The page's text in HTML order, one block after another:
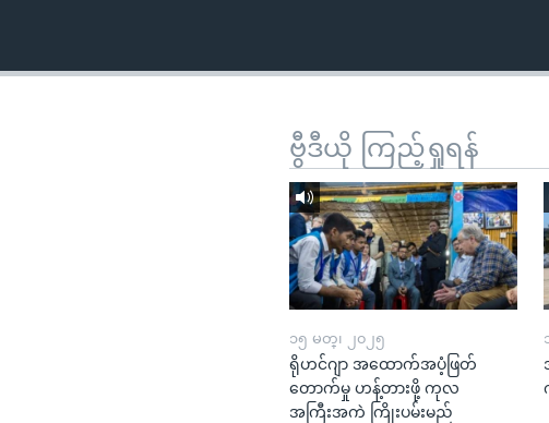
ရန်
ဗွီဒီယို ကြည့်ရှုရန်
၁၅ မတ္၊ ၂၀၂၅
ရိုဟင်ဂျာ အထောက်အပံ့ဖြတ်
တောက်မှု ဟန့်တားဖို့ ကုလ
အကြီးအကဲ ကြိုးပမ်းမည်